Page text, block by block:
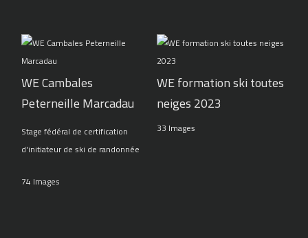
WE Cambales
Peterneille Marcadau
Stage fédéral de certification
d'initiateur de ski de randonnée
74 Images
WE formation ski toutes
neiges 2023
33 Images